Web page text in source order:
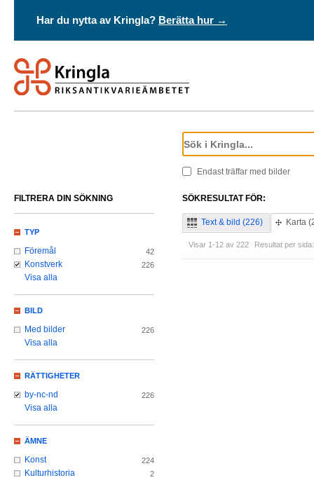
Har du nytta av Kringla? Berätta hur →
Endast träffar med bilder
SÖKRESULTAT FÖR:
Text & bild (226) Karta
Visar 1-12 av 222 Resultat per sida:
FILTRERA DIN SÖKNING
TYP
Föremål 42
Konstverk 226
Visa alla
BILD
Med bilder 226
Visa alla
RÄTTIGHETER
by-nc-nd 226
Visa alla
ÄMNE
Konst 224
Kulturhistoria 2